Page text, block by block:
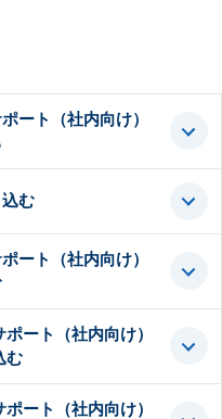
ート（社内向け）
む
ート（社内向け）
ート（社内向け）
む
ート（社内向け）